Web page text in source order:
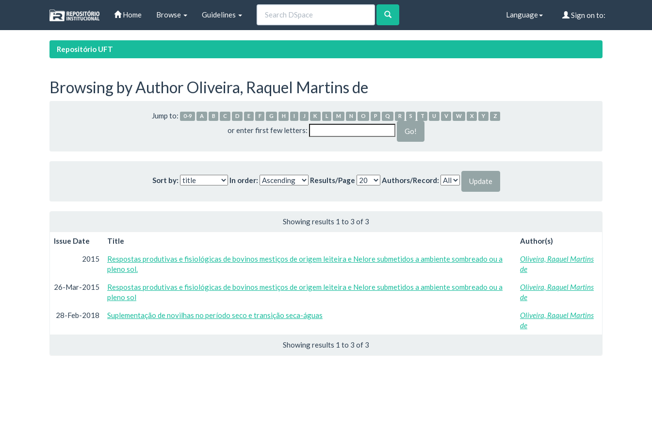
Home Browse Guidelines Language Sign on to:
Repositório UFT
Browsing by Author Oliveira, Raquel Martins de
Jump to: 0-9 A B C D E F G H I J K L M N O P Q R S T U V W X Y Z
or enter first few letters:
Sort by: In order: Results/Page Authors/Record:
Showing results 1 to 3 of 3
Issue Date Title Author(s)
2015
Respostas produtivas e fisiológicas de bovinos mestiços de origem leiteira e Nelore submetidos a ambiente sombreado ou a
pleno sol.
Oliveira, Raquel Martins
de
26-Mar-2015
Respostas produtivas e fisiológicas de bovinos mestiços de origem leiteira e Nelore submetidos a ambiente sombreado ou a
pleno sol
Oliveira, Raquel Martins
de
28-Feb-2018 Suplementação de novilhas no período seco e transição seca-águas
Oliveira, Raquel Martins
de
Showing results 1 to 3 of 3